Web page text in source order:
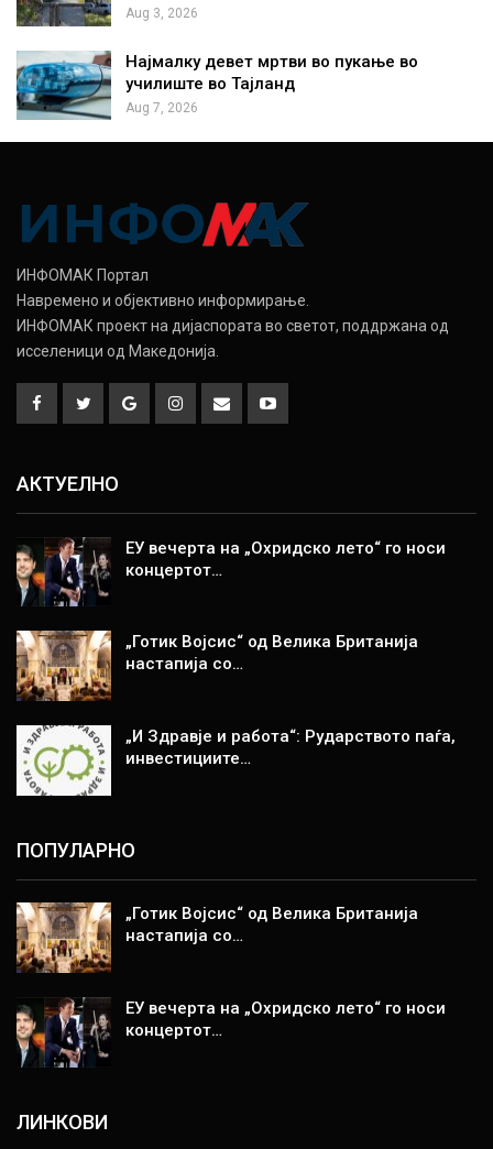
Aug 3, 2026
Најмалку девет мртви во пукање во
училиште во Тајланд
Aug 7, 2026
ИНФОМАК Портал
Навремено и објективно информирање.
ИНФОМАК проект на дијаспората во светот, поддржана од
исселеници од Македонија.
АКТУЕЛНО
ЕУ вечерта на „Охридско лето“ го носи
концертот…
„Готик Војсис“ од Велика Британија
настапија со…
„И Здравје и работа“: Рударството паѓа,
инвестициите…
ПОПУЛАРНО
„Готик Војсис“ од Велика Британија
настапија со…
ЕУ вечерта на „Охридско лето“ го носи
концертот…
ЛИНКОВИ